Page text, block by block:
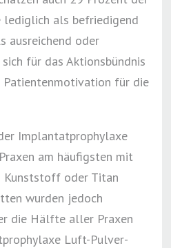
lediglich als befriedigend
ausreichend oder
für das Aktionsbündnis
für die
Implantatprophylaxe
am häufigsten mit
Kunststoff oder Titan
wurden jedoch
die Hälfte aller Praxen
Luft-Pulver-